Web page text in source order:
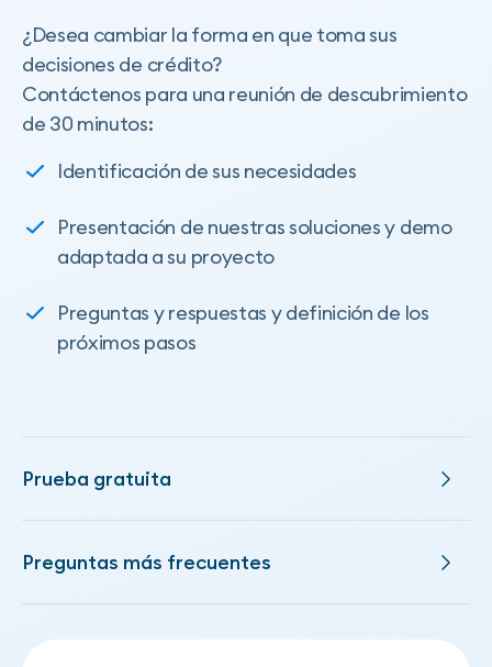
¿Desea cambiar la forma en que toma sus
decisiones de crédito?
Contáctenos para una reunión de descubrimiento
de 30 minutos:
Identificación de sus necesidades
Presentación de nuestras soluciones y demo
adaptada a su proyecto
Preguntas y respuestas y definición de los
próximos pasos
Prueba gratuita
Preguntas más frecuentes